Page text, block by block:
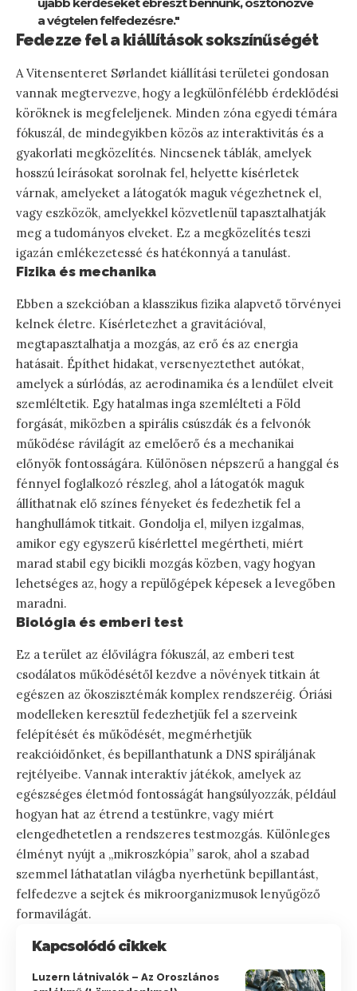
a végtelen felfedezésre."
Fedezze fel a kiállítások sokszínűségét
A Vitensenteret Sørlandet kiállítási területei gondosan
vannak megtervezve, hogy a legkülönfélébb érdeklődési
köröknek is megfeleljenek. Minden zóna egyedi témára
fókuszál, de mindegyikben közös az interaktivitás és a
gyakorlati megközelítés. Nincsenek táblák, amelyek
hosszú leírásokat sorolnak fel, helyette kísérletek
várnak, amelyeket a látogatók maguk végezhetnek el,
vagy eszközök, amelyekkel közvetlenül tapasztalhatják
meg a tudományos elveket. Ez a megközelítés teszi
igazán emlékezetessé és hatékonnyá a tanulást.
Fizika és mechanika
Ebben a szekcióban a klasszikus fizika alapvető törvényei
kelnek életre. Kísérletezhet a gravitációval,
megtapasztalhatja a mozgás, az erő és az energia
hatásait. Építhet hidakat, versenyeztethet autókat,
amelyek a súrlódás, az aerodinamika és a lendület elveit
szemléltetik. Egy hatalmas inga szemlélteti a Föld
forgását, miközben a spirális csúszdák és a felvonók
működése rávilágít az emelőerő és a mechanikai
előnyök fontosságára. Különösen népszerű a hanggal és
fénnyel foglalkozó részleg, ahol a látogatók maguk
állíthatnak elő színes fényeket és fedezhetik fel a
hanghullámok titkait. Gondolja el, milyen izgalmas,
amikor egy egyszerű kísérlettel megértheti, miért
marad stabil egy bicikli mozgás közben, vagy hogyan
lehetséges az, hogy a repülőgépek képesek a levegőben
maradni.
Biológia és emberi test
Ez a terület az élővilágra fókuszál, az emberi test
csodálatos működésétől kezdve a növények titkain át
egészen az ökoszisztémák komplex rendszeréig. Óriási
modelleken keresztül fedezhetjük fel a szerveink
felépítését és működését, megmérhetjük
reakcióidőnket, és bepillanthatunk a DNS spiráljának
rejtélyeibe. Vannak interaktív játékok, amelyek az
egészséges életmód fontosságát hangsúlyozzák, például
hogyan hat az étrend a testünkre, vagy miért
elengedhetetlen a rendszeres testmozgás. Különleges
élményt nyújt a „mikroszkópia” sarok, ahol a szabad
szemmel láthatatlan világba nyerhetünk bepillantást,
felfedezve a sejtek és mikroorganizmusok lenyűgöző
formavilágát.
Kapcsolódó cikkek
Luzern látnivalók – Az Oroszlános